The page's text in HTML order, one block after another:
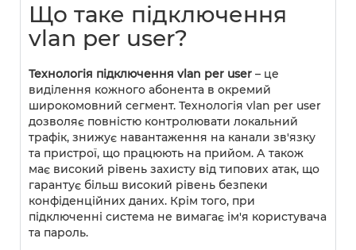
Що таке підключення
vlan per user?
Технологія підключення vlan per user – це
виділення кожного абонента в окремий
широкомовний сегмент. Технологія vlan per user
дозволяє повністю контролювати локальний
трафік, знижує навантаження на канали зв'язку
та пристрої, що працюють на прийом. А також
має високий рівень захисту від типових атак, що
гарантує більш високий рівень безпеки
конфіденційних даних. Крім того, при
підключенні система не вимагає ім'я користувача
та пароль.